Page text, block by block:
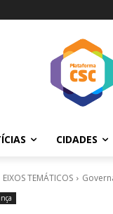
CIDADES
EIXOS TEMÁTICOS